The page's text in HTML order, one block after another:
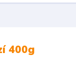
400g